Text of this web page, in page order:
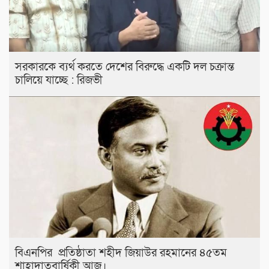
সরকারকে ব্যর্থ করতে দেশের বিরুদ্ধে একটি দল চক্রান্ত
চালিয়ে যাচ্ছে : রিজভী
বিএনপির প্রতিষ্ঠাতা শহীদ জিয়াউর রহমানের ৪৫তম